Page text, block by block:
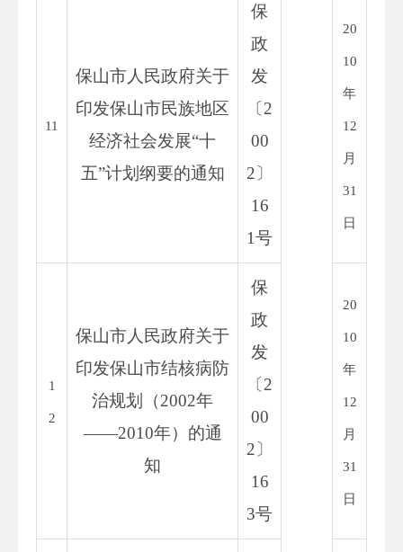
11
保山市人民政府关于
印发保山市民族地区
经济社会发展“十
五”计划纲要的通知
保
政
发
〔 2
00
2 〕
16
1号
20
10
年
12
月
31
日
1
2
保山市人民政府关于
印发保山市结核病防
治规划（2002年
——2010年）的通
知
保
政
发
〔 2
00
2 〕
16
3号
20
10
年
12
月
31
日